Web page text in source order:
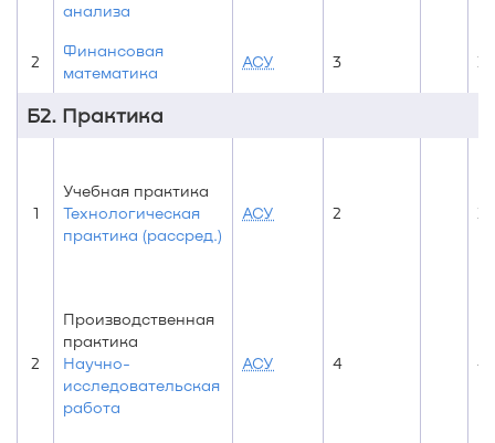
анализа
2
Финансовая
математика
АСУ 3 3
Б2. Практика
1
Учебная практика
Технологическая
практика (рассред.)
АСУ 2 2
2
Производственная
практика
Научно-
исследовательская
работа
АСУ 4 4